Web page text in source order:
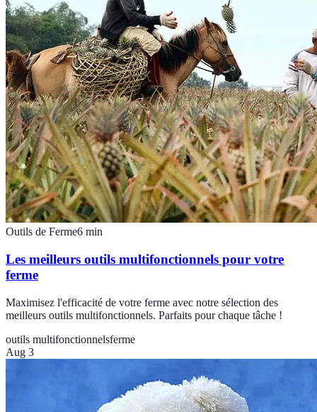
Outils de Ferme6 min
Les meilleurs outils multifonctionnels pour votre
ferme
Maximisez l'efficacité de votre ferme avec notre sélection des
meilleurs outils multifonctionnels. Parfaits pour chaque tâche !
outils multifonctionnelsferme
Aug 3